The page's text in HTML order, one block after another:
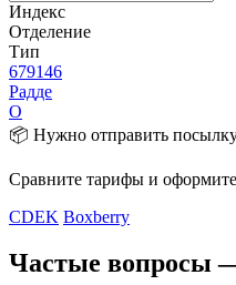
Индекс
Отделение
Тип
679146
Радде
О
📦 Нужно отправить
Сравните тарифы и
CDEK Boxberry
Частые вопросы